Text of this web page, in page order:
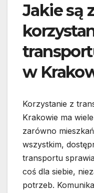
Jakie są
w
Korzystanie z
Krakowie ma
zarówno
wszystkim,
transportu
coś dla siebie,
potrzeb.